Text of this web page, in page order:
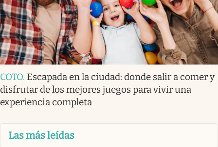
COTO. Escapada en la ciudad: donde salir a comer y
disfrutar de los mejores juegos para vivir una
experiencia completa
Las más leídas